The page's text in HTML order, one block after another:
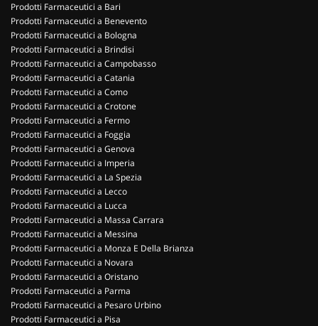
Prodotti Farmaceutici a Bari
Prodotti Farmaceutici a Benevento
Prodotti Farmaceutici a Bologna
Prodotti Farmaceutici a Brindisi
Prodotti Farmaceutici a Campobasso
Prodotti Farmaceutici a Catania
Prodotti Farmaceutici a Como
Prodotti Farmaceutici a Crotone
Prodotti Farmaceutici a Fermo
Prodotti Farmaceutici a Foggia
Prodotti Farmaceutici a Genova
Prodotti Farmaceutici a Imperia
Prodotti Farmaceutici a La Spezia
Prodotti Farmaceutici a Lecco
Prodotti Farmaceutici a Lucca
Prodotti Farmaceutici a Massa Carrara
Prodotti Farmaceutici a Messina
Prodotti Farmaceutici a Monza E Della Brianza
Prodotti Farmaceutici a Novara
Prodotti Farmaceutici a Oristano
Prodotti Farmaceutici a Parma
Prodotti Farmaceutici a Pesaro Urbino
Prodotti Farmaceutici a Pisa